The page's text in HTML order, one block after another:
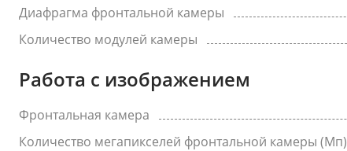
Диафрагма фронтальной камеры
Количество модулей камеры
Работа с изображением
Фронтальная камера
Количество мегапикселей фронтальной камеры (Мп)